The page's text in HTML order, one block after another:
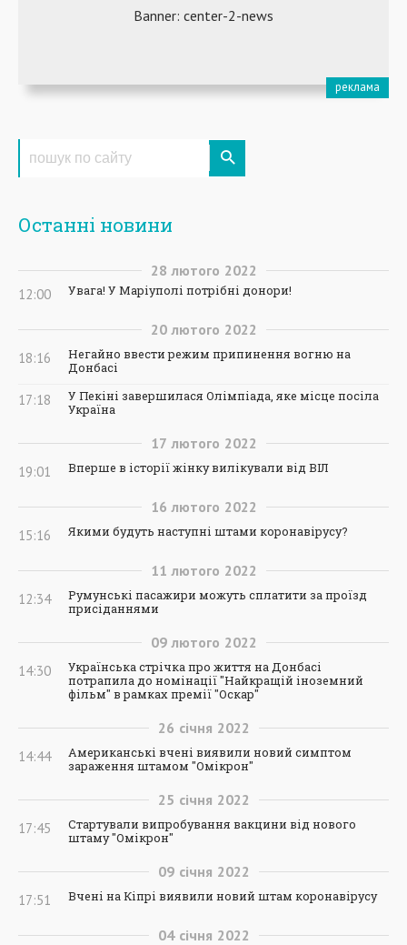
Останні новини
28 лютого 2022
12:00 Увага! У Маріуполі потрібні донори!
20 лютого 2022
18:16
Негайно ввести режим припинення вогню на
Донбасі
17:18
У Пекіні завершилася Олімпіада, яке місце посіла
Україна
17 лютого 2022
19:01 Вперше в історії жінку вилікували від ВІЛ
16 лютого 2022
15:16 Якими будуть наступні штами коронавірусу?
11 лютого 2022
12:34
Румунські пасажири можуть сплатити за проїзд
присіданнями
09 лютого 2022
14:30
Українська стрічка про життя на Донбасі
потрапила до номінації "Найкращій іноземний
фільм" в рамках премії "Оскар"
26 січня 2022
14:44
Американські вчені виявили новий симптом
зараження штамом "Омікрон"
25 січня 2022
17:45
Стартували випробування вакцини від нового
штаму "Омікрон"
09 січня 2022
17:51 Вчені на Кіпрі виявили новий штам коронавірусу
04 січня 2022